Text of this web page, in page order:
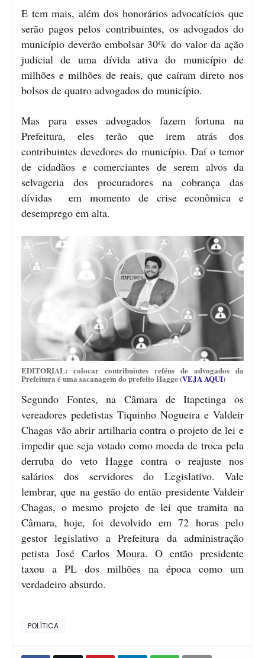
E tem mais, além dos honorários advocatícios que
serão pagos pelos contribuintes, os advogados do
município deverão embolsar 30% do valor da ação
judicial de uma dívida ativa do município de
milhões e milhões de reais, que caíram direto nos
bolsos de quatro advogados do município.
Mas para esses advogados fazem fortuna na
Prefeitura, eles terão que irem atrás dos
contribuintes devedores do município. Daí o temor
de cidadãos e comerciantes de serem alvos da
selvageria dos procuradores na cobrança das
dívidas em momento de crise econômica e
desemprego em alta.
EDITORIAL: colocar contribuintes reféns de advogados da
Prefeitura é uma sacanagem do prefeito Hagge (VEJA AQUI)
Segundo Fontes, na Câmara de Itapetinga os
vereadores pedetistas Tiquinho Nogueira e Valdeir
Chagas vão abrir artilharia contra o projeto de lei e
impedir que seja votado como moeda de troca pela
derruba do veto Hagge contra o reajuste nos
salários dos servidores do Legislativo. Vale
lembrar, que na gestão do então presidente Valdeir
Chagas, o mesmo projeto de lei que tramita na
Câmara, hoje, foi devolvido em 72 horas pelo
gestor legislativo a Prefeitura da administração
petista José Carlos Moura. O então presidente
taxou a PL dos milhões na época como um
verdadeiro absurdo.
POLÍTICA